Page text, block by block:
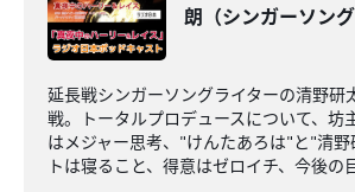
朗（シンガーソング
延長戦シンガーソングライターの清野研
戦。トータルプロデュースについて、坊
はメジャー思考、"けんたあろは"と"清
トは寝ること、得意はゼロイチ、今後の